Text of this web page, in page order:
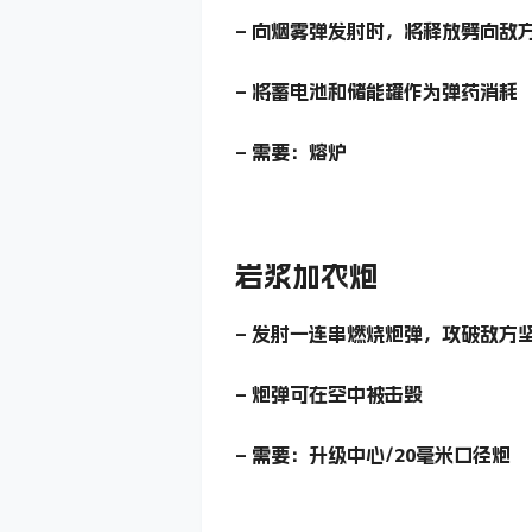
– 向烟雾弹发射时，将释放劈向敌
– 将蓄电池和储能罐作为弹药消耗
– 需要：熔炉
岩浆加农炮
– 发射一连串燃烧炮弹，攻破敌方
– 炮弹可在空中被击毁
– 需要：升级中心/20毫米口径炮